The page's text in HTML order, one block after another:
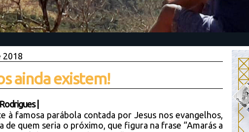
2018
ainda existem!
famosa parábola contada por Jesus nos evangelhos,
de quem seria o próximo, que figura na frase “Amarás a